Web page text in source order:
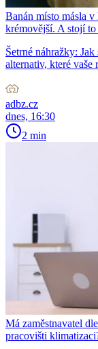
Banán místo másla
krémovější. A stojí
Šetrné náhražky:
alternativ, které vaše
adbz.cz
dnes, 16:30
2 min
Má zaměstnavatel
pracovišti